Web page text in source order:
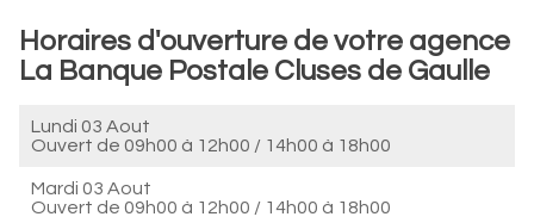
Horaires d'ouverture de votre agence
La Banque Postale Cluses de Gaulle
Lundi 03 Aout
Ouvert de 09h00 à 12h00 / 14h00 à 18h00
Mardi 03 Aout
Ouvert de 09h00 à 12h00 / 14h00 à 18h00